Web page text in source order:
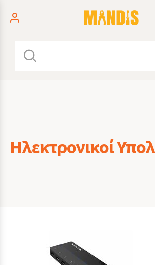
Ηλεκτρονικοί